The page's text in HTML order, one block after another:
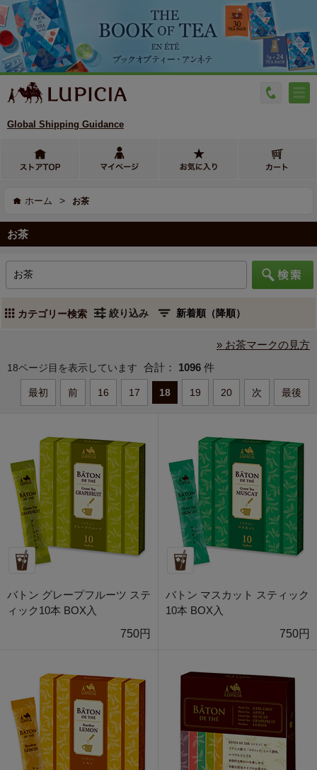
Global Shipping Guidance
ホーム > お茶
お茶
カテゴリー検索 絞り込み
» お茶マークの見方
18ページ目を表示しています 合計： 1096 件
最初 前 16 17 18 19 20 次 最後
バトン グレープフルーツ ステ
ィック10本 BOX入
750円
バトン マスカット スティック
10本 BOX入
750円